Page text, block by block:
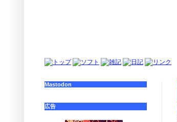
Mastodon
広告